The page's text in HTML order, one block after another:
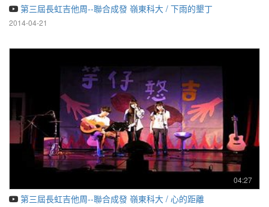
第三屆長虹吉他周--聯合成發 嶺東科大 / 下雨的墾丁
2014-04-21
04:27
第三屆長虹吉他周--聯合成發 嶺東科大 / 心的距離